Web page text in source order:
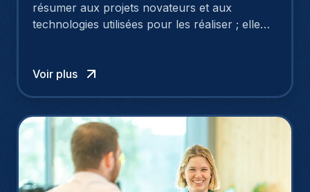
résumer aux projets novateurs et aux
technologies utilisées pour les réaliser ; elle
possibles.
Voir plus